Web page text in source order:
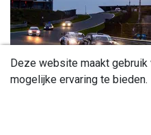
Deze website maakt
mogelijke ervaring te bieden.